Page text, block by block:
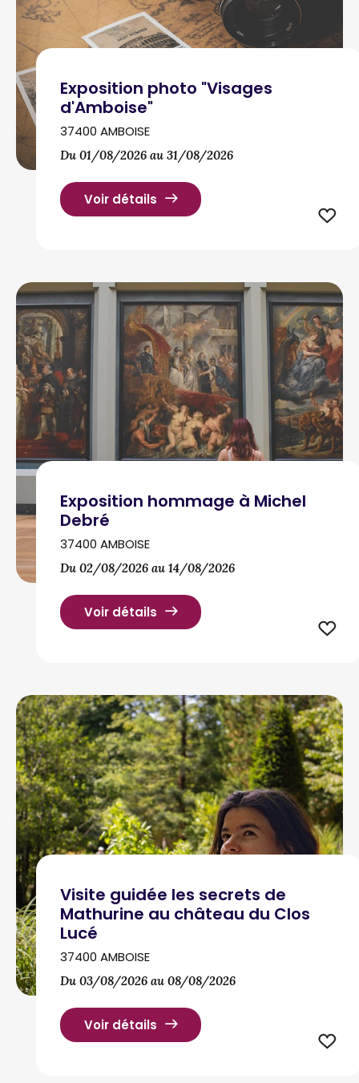
Exposition photo "Visages
d'Amboise"
37400 AMBOISE
Du 01/08/2026 au 31/08/2026
Voir détails
Exposition hommage à Michel
Debré
37400 AMBOISE
Du 02/08/2026 au 14/08/2026
Voir détails
Visite guidée les secrets de
Mathurine au château du Clos
Lucé
37400 AMBOISE
Du 03/08/2026 au 08/08/2026
Voir détails